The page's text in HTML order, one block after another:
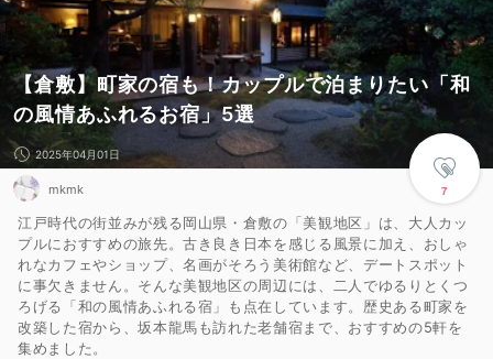
【倉敷】町家の宿も！カップルで泊まりたい「和
の風情あふれるお宿」5選
7
2025年04月01日
mkmk
江戸時代の街並みが残る岡山県・倉敷の「美観地区」は、大人カッ
プルにおすすめの旅先。古き良き日本を感じる風景に加え、おしゃ
れなカフェやショップ、名画がそろう美術館など、デートスポット
に事欠きません。そんな美観地区の周辺には、二人でゆるりとくつ
ろげる「和の風情あふれる宿」も点在しています。歴史ある町家を
改築した宿から、坂本龍馬も訪れた老舗宿まで、おすすめの5軒を
集めました。